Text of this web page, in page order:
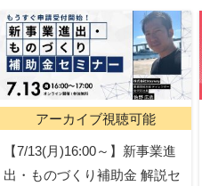
アーカイブ視聴可能
【7/13(月)16:00～】新事業進
出・ものづくり補助金 解説セ